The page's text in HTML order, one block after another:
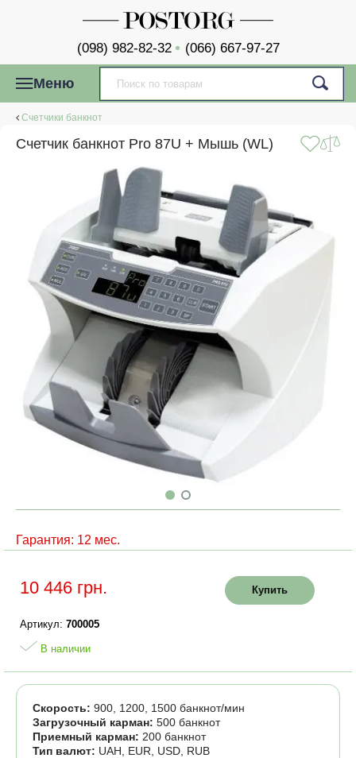
(098) 982-82-32 (066) 667-97-27
Меню
Счетчики банкнот
Cчетчик банкнот Pro 87U + Мышь (WL)
Гарантия: 12 мес.
10 446 грн. Купить
Артикул: 700005
В наличии
Скорость: 900, 1200, 1500 банкнот/мин
Загрузочный карман: 500 банкнот
Приемный карман: 200 банкнот
Тип валют: UAH, EUR, USD, RUB